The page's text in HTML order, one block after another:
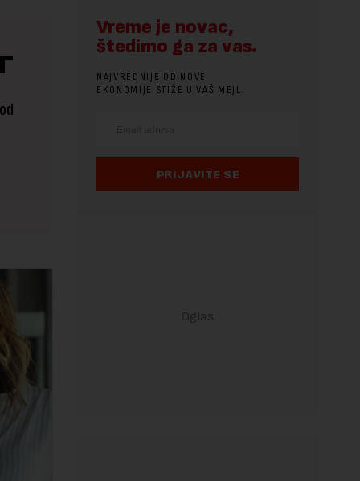
Vreme je novac,
štedimo ga za vas.
NAJVREDNIJE OD NOVE
EKONOMIJE STIŽE U VAŠ MEJL.
PRIJAVITE SE